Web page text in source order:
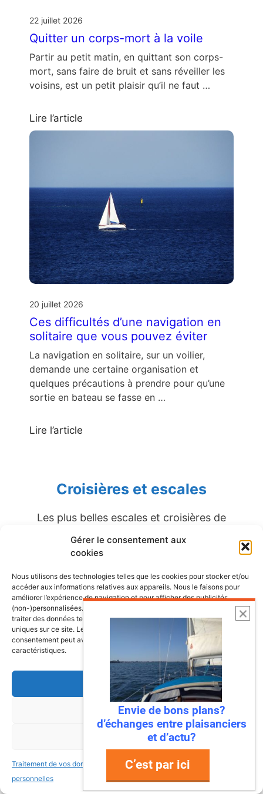
Gérer le consentement aux
cookies
Nous utilisons des technologies telles que les cookies pour stocker et/ou
accéder aux informations relatives aux appareils. Nous le faisons pour
améliorer l’expérience de navigation et pour afficher des publicités
(non-)personnalisées. Consentir à ces technologies nous autorisera à
traiter des données telles que le comportement de navigation ou les ID
uniques sur ce site. Le fait de ne pas consentir ou de retirer son
consentement peut avoir un effet négatif sur certaines fonctonnalités et
caractéristiques.
Accepter
Refuser
Voir les préférences
Traitement de vos données
personnelles
Traitement de vos données
personnelles
22 juillet 2026
Quitter un corps-mort à la voile
Partir au petit matin, en quittant son corps-
mort, sans faire de bruit et sans réveiller les
voisins, est un petit plaisir qu’il ne faut …
Lire l’article
20 juillet 2026
Ces difficultés d’une navigation en
solitaire que vous pouvez éviter
La navigation en solitaire, sur un voilier,
demande une certaine organisation et
quelques précautions à prendre pour qu’une
sortie en bateau se fasse en …
Lire l’article
Croisières et escales
Les plus belles escales et croisières de
Envie de fraicheur ? Larguez les
amarres direction la Normandie
Envie de bons plans?
d’échanges entre plaisanciers
et d’actu?
C’est par ici